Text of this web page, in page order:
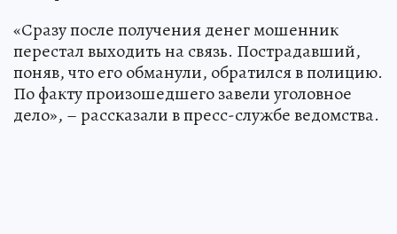
«Сразу после получения денег мошенник
перестал выходить на связь. Пострадавший,
поняв, что его обманули, обратился в полицию.
По факту произошедшего завели уголовное
дело», – рассказали в пресс-службе ведомства.